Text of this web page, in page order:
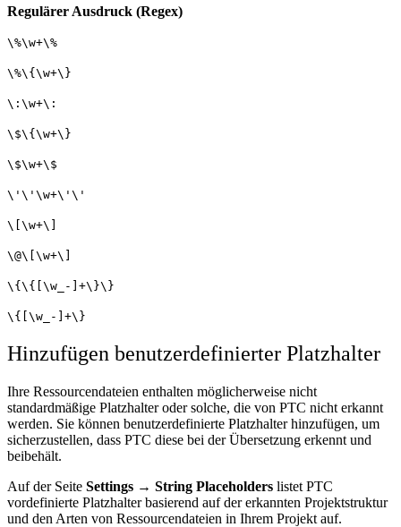
Regulärer Ausdruck (Regex)
\%\w+\%
\%\{\w+\}
\:\w+\:
\$\{\w+\}
\$\w+\$
\'\'\w+\'\'
\[\w+\]
\@\[\w+\]
\{\{[\w_-]+\}\}
\{[\w_-]+\}
Hinzufügen benutzerdefinierter Platzhalter
Ihre Ressourcendateien enthalten möglicherweise nicht
standardmäßige Platzhalter oder solche, die von PTC nicht erkannt
werden. Sie können benutzerdefinierte Platzhalter hinzufügen, um
sicherzustellen, dass PTC diese bei der Übersetzung erkennt und
beibehält.
Auf der Seite Settings → String Placeholders listet PTC
vordefinierte Platzhalter basierend auf der erkannten Projektstruktur
und den Arten von Ressourcendateien in Ihrem Projekt auf.